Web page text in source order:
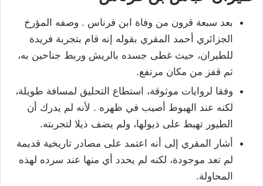
بعد سبعة قرون من وفاة ابن فرناس . وصفه المؤرخ
الجزائري أحمد المقري بقوله إنه قام بتجربة فريدة
للطيران، حيث غطى جسده بالريش وربط جناحين به،
ثم قفز من مكان مرتفع.
وفقا لروايات موثوقة، استطاع التحليق لمسافة طويلة،
لكنه عند الهبوط أصيب في ظهره . لأنه لم يدرك أن
الطيور تهبط على ذيولها، ولم يضف ذيلا لتجربته.
أشار المقري إلى أنه اعتمد على مصادر تاريخية قديمة
لم تعد موجودة، لكنه لم يحدد أي منها عند سرده لهذه
المحاولة.